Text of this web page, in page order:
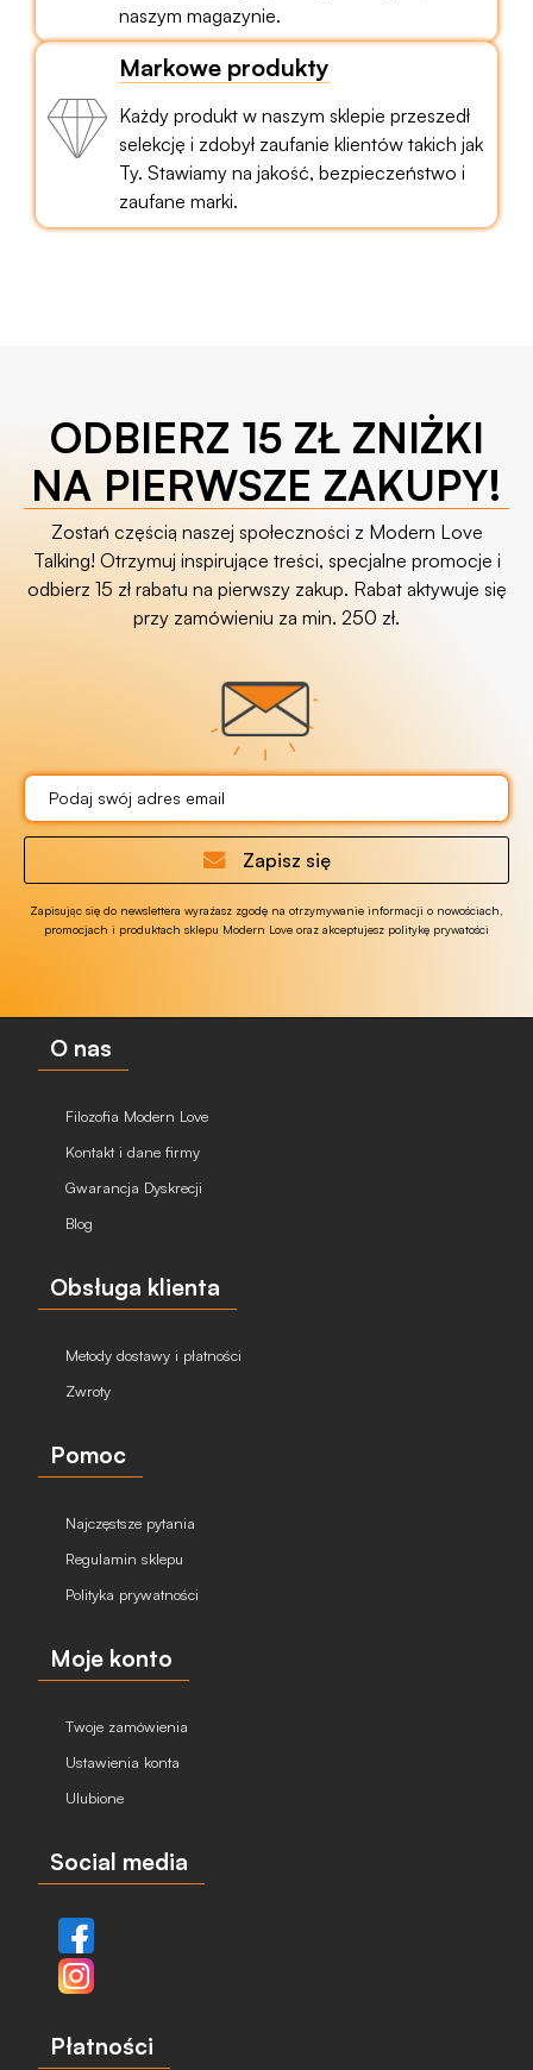
naszym magazynie.
Markowe produkty
Każdy produkt w naszym sklepie przeszedł
selekcję i zdobył zaufanie klientów takich jak
Ty. Stawiamy na jakość, bezpieczeństwo i
zaufane marki.
ODBIERZ 15 ZŁ ZNIŻKI
NA PIERWSZE ZAKUPY!
Zostań częścią naszej społeczności z Modern Love
Talking! Otrzymuj inspirujące treści, specjalne promocje i
odbierz 15 zł rabatu na pierwszy zakup. Rabat aktywuje się
przy zamówieniu za min. 250 zł.
Zapisz się
Zapisując się do newslettera wyrażasz zgodę na otrzymywanie informacji o nowościach,
promocjach i produktach sklepu Modern Love oraz akceptujesz politykę prywatości
O nas
Filozofia Modern Love
Kontakt i dane firmy
Gwarancja Dyskrecji
Blog
Obsługa klienta
Metody dostawy i płatności
Zwroty
Pomoc
Najczęstsze pytania
Regulamin sklepu
Polityka prywatności
Moje konto
Twoje zamówienia
Ustawienia konta
Ulubione
Social media
Płatności